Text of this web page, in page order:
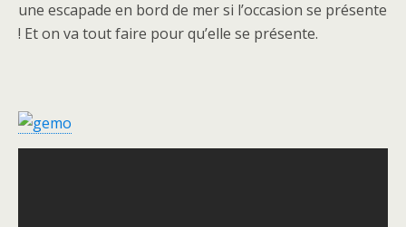
une escapade en bord de mer si l’occasion se présente
! Et on va tout faire pour qu’elle se présente.